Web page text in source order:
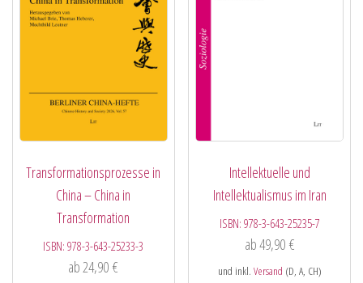
Transformationsprozesse in
China – China in
Transformation
ISBN:978-3-643-25233-3
ab 24,90€
Intellektuelle und
Intellektualismus im Iran
ISBN: 978-3-643-25235-7
ab49,90 €
und inkl. Versand (D, A, CH)